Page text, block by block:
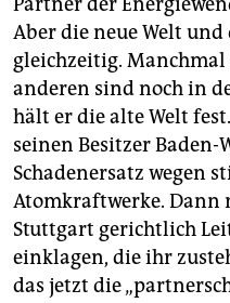
Aber die neue Welt
gleichzeitig.
anderen sind noch in
hält er die alte Welt
seinen Besitzer
Schadenersatz wegen
Atomkraftwerke. Dann
Stuttgart gerichtlich
einklagen, die ihr
das jetzt die